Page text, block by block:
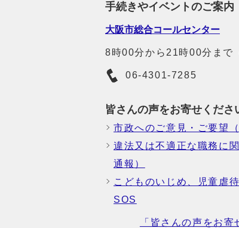
手続きやイベントのご案内
大阪市総合コールセンター
8時00分から21時00分まで
06-4301-7285
皆さんの声をお寄せくださ
市政へのご意見・ご要望（
違法又は不適正な職務に
通報）
こどものいじめ、児童虐
SOS
「皆さんの声をお